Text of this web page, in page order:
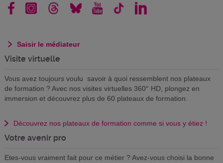
Saisir le médiateur
Visite virtuelle
Vous avez toujours voulu savoir à quoi ressemblent nos plateaux
de formation ? Avec nos visites virtuelles 360° HD, plongez en
immersion et découvrez plus de 60 plateaux de formation.
Découvrez nos plateaux de formation comme si vous y étiez !
Votre avenir pro
Etes-vous vraiment fait pour ce métier ? Avez-vous choisi la bonne